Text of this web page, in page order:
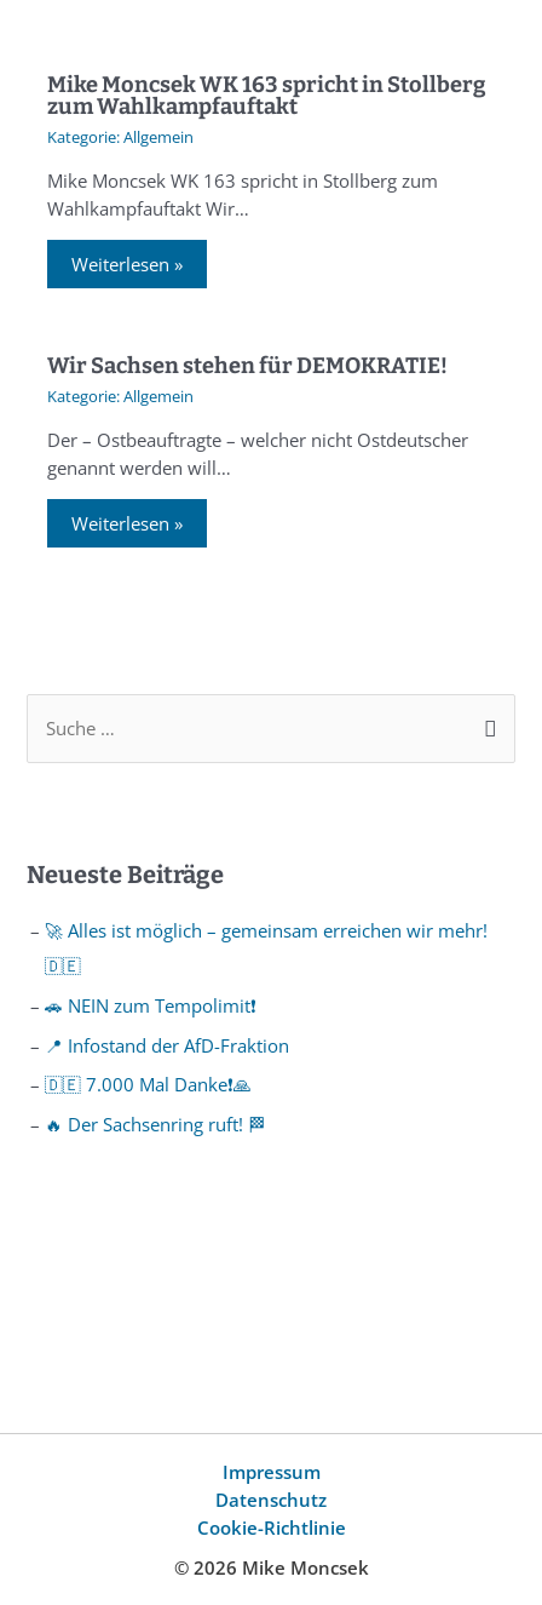
Mike Moncsek WK 163 spricht in Stollberg
zum Wahlkampfauftakt
Allgemein
Mike Moncsek WK 163 spricht in Stollberg zum
Wahlkampfauftakt Wir…
Weiterlesen »
Wir Sachsen stehen für DEMOKRATIE!
Allgemein
Der – Ostbeauftragte – welcher nicht Ostdeutscher
genannt werden will…
Weiterlesen »
Neueste Beiträge
🚀 Alles ist möglich – gemeinsam erreichen wir mehr!
🇩🇪
🚗 NEIN zum Tempolimit❗️
📍 Infostand der AfD-Fraktion
🇩🇪 7.000 Mal Danke❗️🙏
🔥 Der Sachsenring ruft! 🏁
Impressum
Datenschutz
Cookie-Richtlinie
© 2026 Mike Moncsek